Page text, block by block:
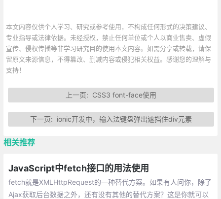
本文内容仅供个人学习、研究或参考使用，不构成任何形式的决策建议、
专业指导或法律依据。未经授权，禁止任何单位或个人以商业售卖、虚假
宣传、侵权传播等非学习研究目的使用本文内容。如需分享或转载，请保
留原文来源信息，不得篡改、删减内容或侵犯相关权益。感谢您的理解与
支持！
上一页: CSS3 font-face使用
下一页: ionic开发中，输入法键盘弹出遮挡住div元素
相关推荐
JavaScript中fetch接口的用法使用
fetch就是XMLHttpRequest的一种替代方案。如果有人问你，除了
Ajax获取后台数据之外，还有没有其他的替代方案？这是你就可以